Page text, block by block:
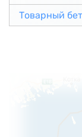
Товарный